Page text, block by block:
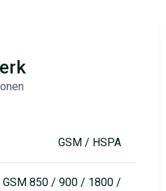
GSM / HSPA
GSM 850 / 900 / 1800 /